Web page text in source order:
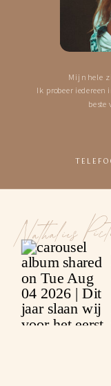
Nathalies
Mijn hele
Ik probeer
beste